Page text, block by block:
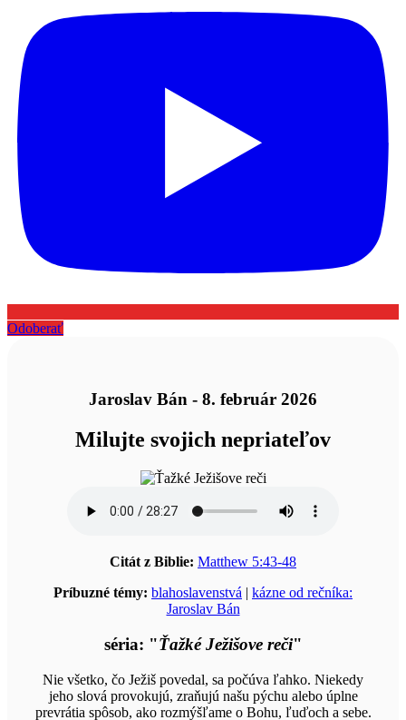
Odoberať
Jaroslav Bán - 8. február 2026
Milujte svojich nepriateľov
Citát z Biblie: Matthew 5:43-48
Príbuzné témy: blahoslavenstvá | kázne od rečníka:
Jaroslav Bán
séria: "Ťažké Ježišove reči"
Nie všetko, čo Ježiš povedal, sa počúva ľahko. Niekedy
jeho slová provokujú, zraňujú našu pýchu alebo úplne
prevrátia spôsob, ako rozmýšľame o Bohu, ľuďoch a sebe.